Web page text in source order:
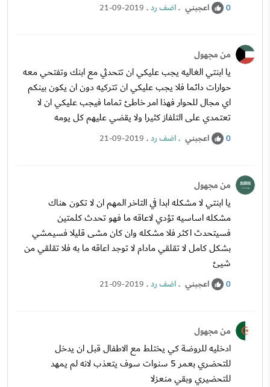
0 اعجبني .اضف رد.
21-09-2019
من مجهول
يا ابنتي الغاليه يجب عليكي ان تتحدثي مع ابنك وتفتحي معه
حوارات دائما فلا يجب عليكي ان تتركيه دون ان يكون بينكم
اي مجال للحوار فهذا امر خاطئ تماما فيجب عليكي ان لا
تعتمدي على التلفاز كثيرا ولا يقضي عليهم كل يومه
0 اعجبني .اضف رد.
21-09-2019
من مجهول
يا ابنتي لا مشكله ابدا في التاخر المهم ان لا تكون هناك
مشكله اساسيه تؤدي لاعاقه ما فهو تحدث كلمتين
فسيتحدث اكثر فلا مشكله وان كان مشى قليلا فسيمشي
بشكل كامل لا تقلقي مادام لا توجد اعاقه ما به فلا تقلقي من
شيئ
0 اعجبني .اضف رد.
21-09-2019
من مجهول
ادخليه للروضة كي يختلط مع الاطفال قبل ان يدخل
للتحضري بعمر 5 سنوات سوف يتعذب لانه لم يمهد
للتحضيري وبقي منعزلا